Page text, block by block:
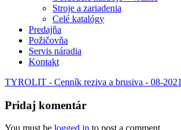
Stroje a zariadenia
Celé katalógy
Predajňa
Požičovňa
Servis náradia
Kontakt
TYROLIT - Cenník reziva a brusiva - 08-2021
Pridaj komentár